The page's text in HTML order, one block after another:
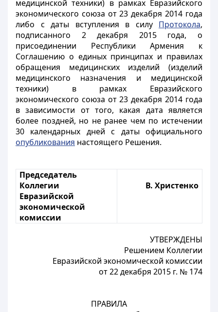
медицинской техники) в рамках Евразийского
экономического союза от 23 декабря 2014 года
либо с даты вступления в силу Протокола,
подписанного 2 декабря 2015 года, о
присоединении Республики Армения к
Соглашению о единых принципах и правилах
обращения медицинских изделий (изделий
медицинского назначения и медицинской
техники) в рамках Евразийского
экономического союза от 23 декабря 2014 года
в зависимости от того, какая дата является
более поздней, но не ранее чем по истечении
30 календарных дней с даты официального
опубликования настоящего Решения.
Председатель
Коллегии
Евразийской
экономической
комиссии
В. Христенко
УТВЕРЖДЕНЫ
Решением Коллегии
Евразийской экономической комиссии
от 22 декабря 2015 г. № 174
ПРАВИЛА